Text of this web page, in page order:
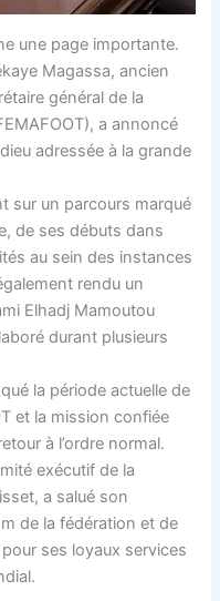
une page importante.
Magassa, ancien
général de la
a annoncé
adressée à la grande
sur un parcours marqué
de ses débuts dans
au sein des instances
rendu un
Elhadj Mamoutou
durant plusieurs
la période actuelle de
et la mission confiée
à l’ordre normal.
exécutif de la
a salué son
de la fédération et de
ses loyaux services